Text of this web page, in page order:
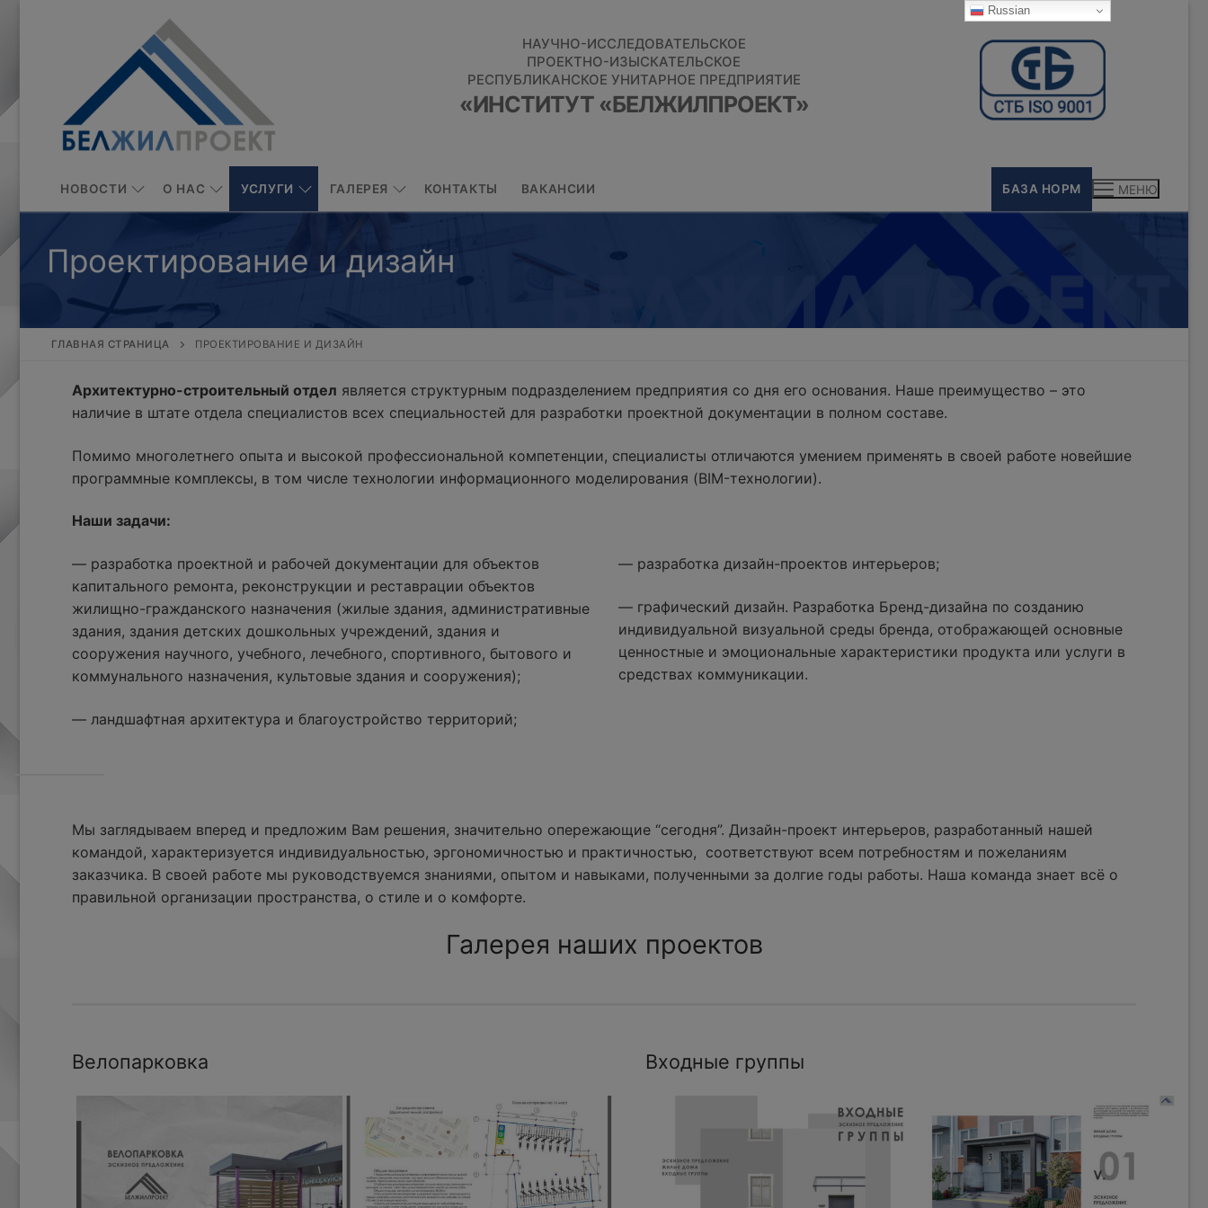
НАУЧНО-ИССЛЕДОВАТЕЛЬСКОЕ
ПРОЕКТНО-ИЗЫСКАТЕЛЬСКОЕ
РЕСПУБЛИКАНСКОЕ УНИТАРНОЕ ПРЕДПРИЯТИЕ
«ИНСТИТУТ «БЕЛЖИЛПРОЕКТ»
НОВОСТИ О НАС УСЛУГИ ГАЛЕРЕЯ КОНТАКТЫ ВАКАНСИИ БАЗА НОРМ МЕНЮ
Проектирование и дизайн
ГЛАВНАЯ СТРАНИЦА ПРОЕКТИРОВАНИЕ И ДИЗАЙН
Архитектурно-строительный отдел является структурным подразделением предприятия со дня его основания. Наше преимущество – это
наличие в штате отдела специалистов всех специальностей для разработки проектной документации в полном составе.
Помимо многолетнего опыта и высокой профессиональной компетенции, специалисты отличаются умением применять в своей работе новейшие
программные комплексы, в том числе технологии информационного моделирования (BIM-технологии).
Наши задачи:
— разработка проектной и рабочей документации для объектов
капитального ремонта, реконструкции и реставрации объектов
жилищно-гражданского назначения (жилые здания, административные
здания, здания детских дошкольных учреждений, здания и
сооружения научного, учебного, лечебного, спортивного, бытового и
коммунального назначения, культовые здания и сооружения);
— ландшафтная архитектура и благоустройство территорий;
— разработка дизайн-проектов интерьеров;
— графический дизайн. Разработка Бренд-дизайна по созданию
индивидуальной визуальной среды бренда, отображающей основные
ценностные и эмоциональные характеристики продукта или услуги в
средствах коммуникации.
Мы заглядываем вперед и предложим Вам решения, значительно опережающие “сегодня”. Дизайн-проект интерьеров, разработанный нашей
командой, характеризуется индивидуальностью, эргономичностью и практичностью, соответствуют всем потребностям и пожеланиям
заказчика. В своей работе мы руководствуемся знаниями, опытом и навыками, полученными за долгие годы работы. Наша команда знает всё о
правильной организации пространства, о стиле и о комфорте.
Галерея наших проектов
Велопарковка Входные группы
Russian